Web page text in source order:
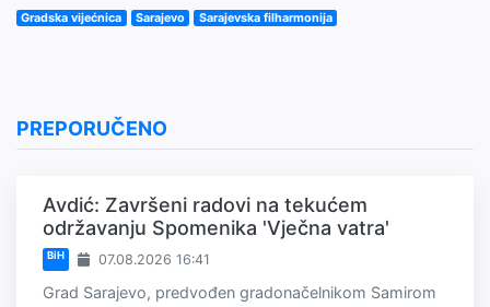
Gradska vijećnica Sarajevo Sarajevska filharmonija
PREPORUČENO
Avdić: Završeni radovi na tekućem
održavanju Spomenika 'Vječna vatra'
BiH 07.08.2026 16:41
Grad Sarajevo, predvođen gradonačelnikom Samirom